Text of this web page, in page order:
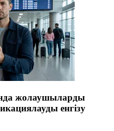
жолаушыларды
енгізу